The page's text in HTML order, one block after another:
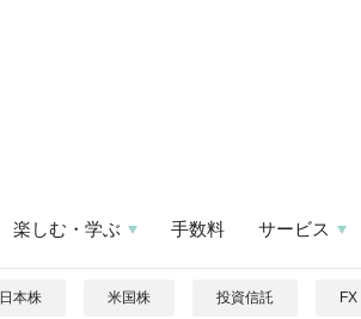
楽しむ・学ぶ 手数料 サービス
日本株 米国株 投資信託 FX